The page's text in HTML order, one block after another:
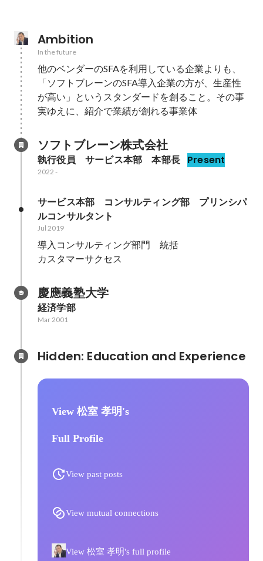
Ambition
In the future
他のベンダーのSFAを利用している企業よりも、
「ソフトブレーンのSFA導入企業の方が、生産性
が高い」というスタンダードを創ること。その事
実ゆえに、紹介で業績が創れる事業体
ソフトブレーン株式会社
執行役員　サービス本部　本部長 Present
2022 -
サービス本部　コンサルティング部　プリンシパ
ルコンサルタント
Jul 2019
導入コンサルティング部門　統括
カスタマーサクセス
慶應義塾大学
経済学部
Mar 2001
View 松室 孝明's
Full Profile
View past posts
View mutual connections
View 松室 孝明's full profile